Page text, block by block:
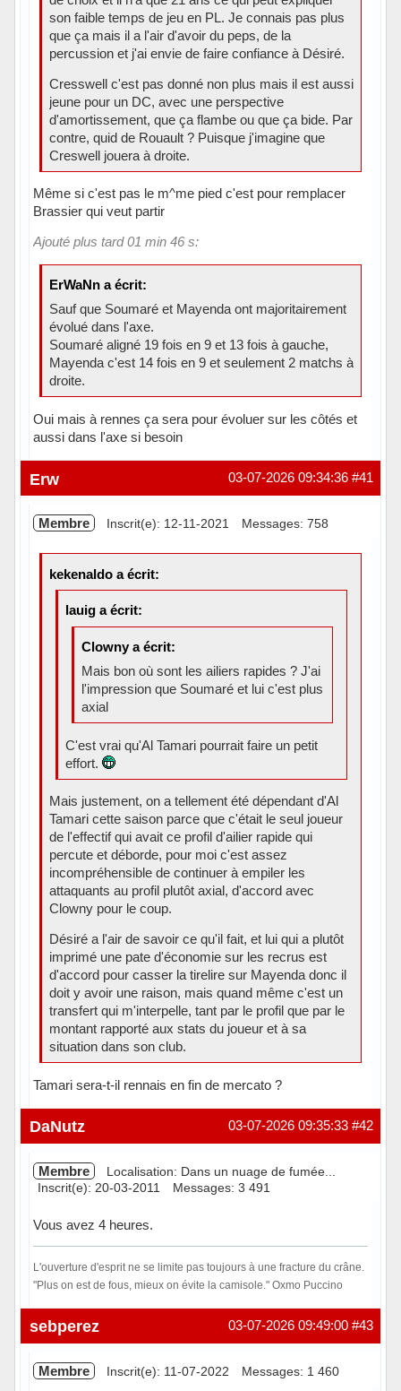
son faible temps de jeu en PL. Je connais pas plus
que ça mais il a l'air d'avoir du peps, de la
percussion et j'ai envie de faire confiance à Désiré.
Cresswell c'est pas donné non plus mais il est aussi
jeune pour un DC, avec une perspective
d'amortissement, que ça flambe ou que ça bide. Par
contre, quid de Rouault ? Puisque j'imagine que
Creswell jouera à droite.
Même si c'est pas le m^me pied c'est pour remplacer
Brassier qui veut partir
Ajouté plus tard 01 min 46 s:
ErWaNn a écrit:
Sauf que Soumaré et Mayenda ont majoritairement
évolué dans l'axe.
Soumaré aligné 19 fois en 9 et 13 fois à gauche,
Mayenda c'est 14 fois en 9 et seulement 2 matchs à
droite.
Oui mais à rennes ça sera pour évoluer sur les côtés et
aussi dans l'axe si besoin
Hors ligne #41
03-07-2026 09:34:36
Erw
Membre Inscrit(e): 12-11-2021 Messages: 758
kekenaldo a écrit:
lauig a écrit:
Clowny a écrit:
Mais bon où sont les ailiers rapides ? J'ai
l'impression que Soumaré et lui c'est plus
axial
C'est vrai qu'Al Tamari pourrait faire un petit
effort.
Mais justement, on a tellement été dépendant d'Al
Tamari cette saison parce que c'était le seul joueur
de l'effectif qui avait ce profil d'ailier rapide qui
percute et déborde, pour moi c'est assez
incompréhensible de continuer à empiler les
attaquants au profil plutôt axial, d'accord avec
Clowny pour le coup.
Désiré a l'air de savoir ce qu'il fait, et lui qui a plutôt
imprimé une pate d'économie sur les recrus est
d'accord pour casser la tirelire sur Mayenda donc il
doit y avoir une raison, mais quand même c'est un
transfert qui m'interpelle, tant par le profil que par le
montant rapporté aux stats du joueur et à sa
situation dans son club.
Tamari sera-t-il rennais en fin de mercato ?
Hors ligne #42
03-07-2026 09:35:33
DaNutz
Membre
Localisation: Dans un nuage de fumée...
Inscrit(e): 20-03-2011
Messages: 3 491
Vous avez 4 heures.
L'ouverture d'esprit ne se limite pas toujours à une fracture du crâne.
"Plus on est de fous, mieux on évite la camisole." Oxmo Puccino
En ligne #43
03-07-2026 09:49:00
sebperez
Membre Inscrit(e): 11-07-2022 Messages: 1 460